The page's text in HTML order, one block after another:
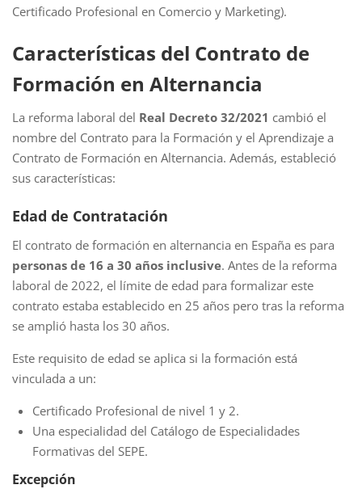
Certificado Profesional en Comercio y Marketing).
Características del Contrato de
Formación en Alternancia
La reforma laboral del Real Decreto 32/2021 cambió el
nombre del Contrato para la Formación y el Aprendizaje a
Contrato de Formación en Alternancia. Además, estableció
sus características:
Edad de Contratación
El contrato de formación en alternancia en España es para
personas de 16 a 30 años inclusive. Antes de la reforma
laboral de 2022, el límite de edad para formalizar este
contrato estaba establecido en 25 años pero tras la reforma
se amplió hasta los 30 años.
Este requisito de edad se aplica si la formación está
vinculada a un:
Certificado Profesional de nivel 1 y 2.
Una especialidad del Catálogo de Especialidades
Formativas del SEPE.
Excepción